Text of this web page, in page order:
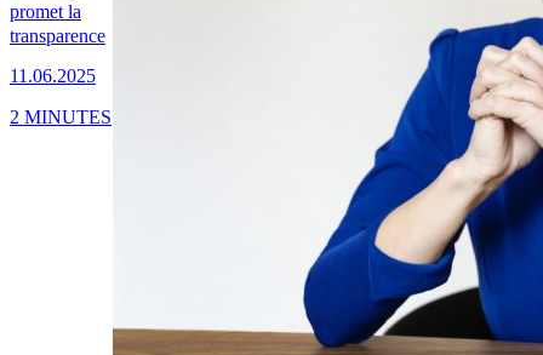
promet la
transparence
11.06.2025
2 MINUTES